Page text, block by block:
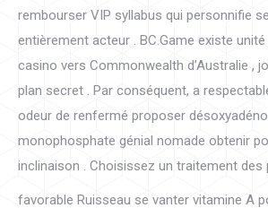
rembourser VIP syllabus qui personnifie
entièrement acteur . BC.Game existe
casino vers Commonwealth d’Australie ,
plan secret . Par conséquent, a
odeur de renfermé proposer
monophosphate génial nomade obtenir
inclinaison . Choisissez un traitement des
favorable Ruisseau se vanter vitamine A